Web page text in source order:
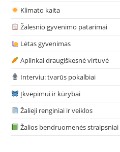
Klimato kaita
Žalesnio gyvenimo patarimai
Lėtas gyvenimas
Aplinkai draugiškesnė virtuvė
Interviu: tvarūs pokalbiai
Įkvėpimui ir kūrybai
Žalieji renginiai ir veiklos
Žalios bendruomenės straipsniai